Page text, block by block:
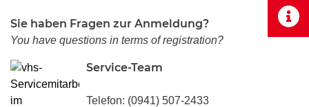
Sie haben Fragen zur Anmeldung?
You have questions in terms of registration?
Service-Team
Telefon: (0941) 507-2433